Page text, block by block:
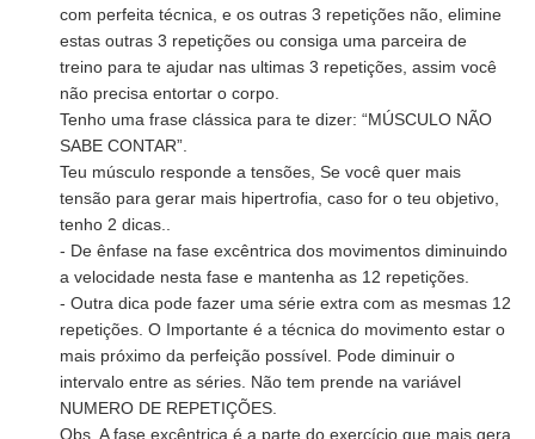
com perfeita técnica, e os outras 3 repetições não, elimine
estas outras 3 repetições ou consiga uma parceira de
treino para te ajudar nas ultimas 3 repetições, assim você
não precisa entortar o corpo.
Tenho uma frase clássica para te dizer: “MÚSCULO NÃO
SABE CONTAR”.
Teu músculo responde a tensões, Se você quer mais
tensão para gerar mais hipertrofia, caso for o teu objetivo,
tenho 2 dicas..
- De ênfase na fase excêntrica dos movimentos diminuindo
a velocidade nesta fase e mantenha as 12 repetições.
- Outra dica pode fazer uma série extra com as mesmas 12
repetições. O Importante é a técnica do movimento estar o
mais próximo da perfeição possível. Pode diminuir o
intervalo entre as séries. Não tem prende na variável
NUMERO DE REPETIÇÕES.
Obs. A fase excêntrica é a parte do exercício que mais gera